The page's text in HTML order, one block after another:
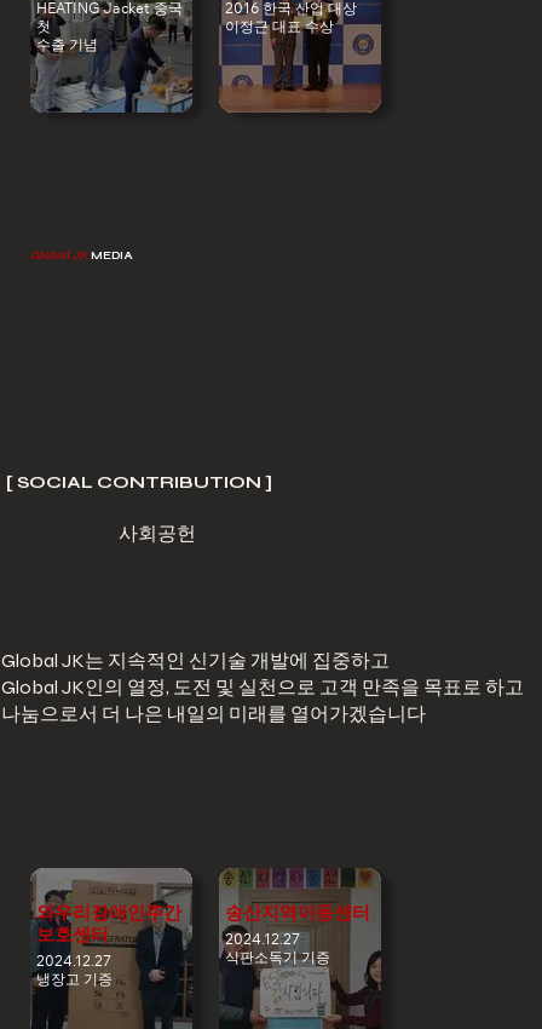
HEATING Jacket 중국
첫
수출 기념
2016 한국 산업 대상
이정근 대표 수상
Global JK MEDIA
와우리장애인주간
보호센터
2024.12.27
냉장고 기증
송산지역아동센터
2024.12.27
식판소독기 기증
Global JK는 지속적인 신기술 개발에 집중하고
Global JK인의 열정, 도전 및 실천으로 고객 만족을 목표로 하고
나눔으로서 더 나은 내일의 미래를 열어가겠습니다
[ SOCIAL CONTRIBUTION ]
사회공헌